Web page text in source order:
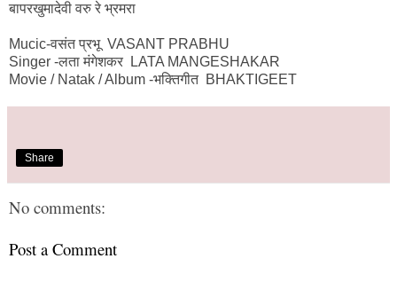
बापरखुमादेवी वरु रे भ्रमरा
Mucic-वसंत प्रभू VASANT PRABHU
Singer -लता मंगेशकर LATA MANGESHAKAR
Movie / Natak / Album -भक्तिगीत BHAKTIGEET
Share
No comments:
Post a Comment